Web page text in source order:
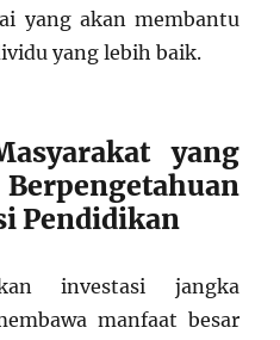
yang akan membantu
yang lebih baik.
yang
Pendidikan
investasi jangka
manfaat besar